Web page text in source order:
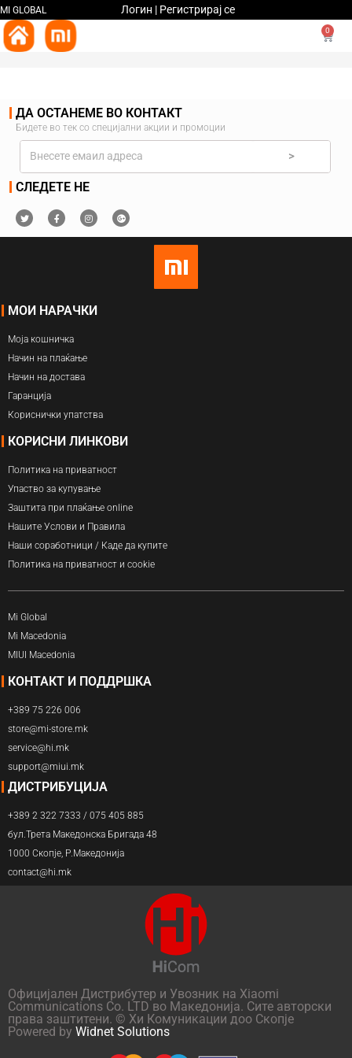
MI GLOBAL Логин | Регистрирај се
0
ДА ОСТАНЕМЕ ВО КОНТАКТ
Бидете во тек со специјални акции и промоции
>
СЛЕДЕТЕ НЕ
МОИ НАРАЧКИ
Моја кошничка
Начин на плаќање
Начин на достава
Гаранција
Кориснички упатства
КОРИСНИ ЛИНКОВИ
Политика на приватност
Упаство за купување
Заштита при плаќање online
Нашите Услови и Правила
Наши соработници / Каде да купите
Политика на приватност и cookie
Mi Global
Mi Macedonia
MIUI Macedonia
КОНТАКТ И ПОДДРШКА
+389 75 226 006
store@mi-store.mk
service@hi.mk
support@miui.mk
ДИСТРИБУЦИЈА
+389 2 322 7333 / 075 405 885
бул.Трета Македонска Бригада 48
1000 Скопје, Р.Македонија
contact@hi.mk
Официјален Дистрибутер и Увозник на Xiaomi
Communications Co. LTD во Македонија. Сите авторски
права заштитени. © Хи Комуникации доо Скопје
Powered by Widnet Solutions